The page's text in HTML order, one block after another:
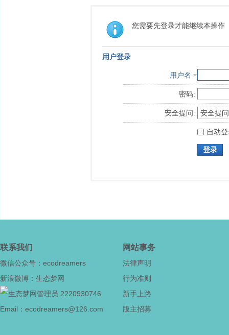
您需要先登录才能继续本操作
用户登录
用户名
密码:
安全提问:
自动
登录
联系我们
微信公众号：ecodreamers
新浪微博：生态梦网
2220930746
Email：ecodreamers@126.com
网站事务
法律声明
行为准则
新手上路
版主招募